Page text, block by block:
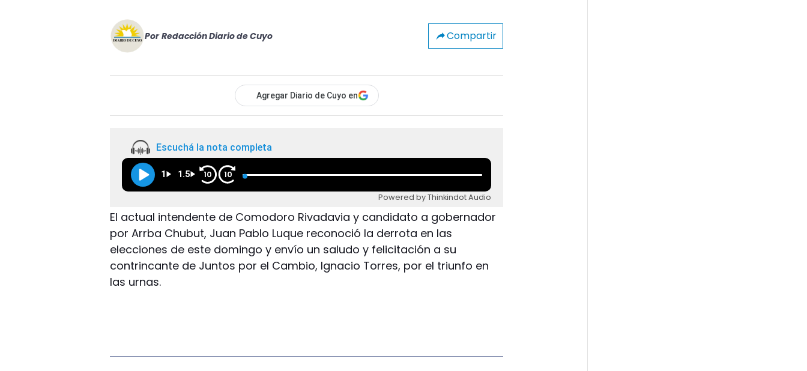
Por Redacción Diario de Cuyo Compartir
Agregar Diario de Cuyo en
Escuchá la nota completa
1 1.5 10 10
Powered by Thinkindot Audio
El actual intendente de Comodoro Rivadavia y candidato a gobernador
por Arrba Chubut, Juan Pablo Luque reconoció la derrota en las
elecciones de este domingo y envío un saludo y felicitación a su
contrincante de Juntos por el Cambio, Ignacio Torres, por el triunfo en
las urnas.